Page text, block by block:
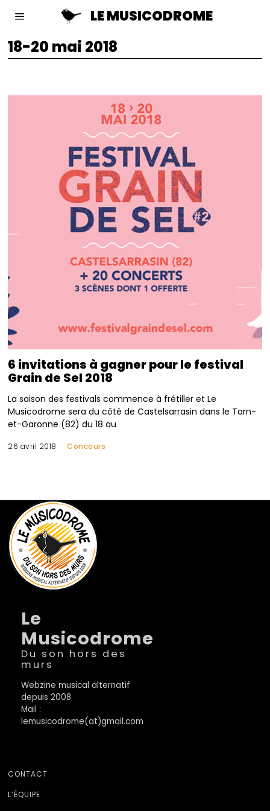
LE MUSICODROME
18-20 mai 2018
6 invitations à gagner pour le festival
Grain de Sel 2018
La saison des festivals commence à frétiller et Le
Musicodrome sera du côté de Castelsarrasin dans le Tarn-
et-Garonne (82) du 18 au
26 avril 2018 Concours
Le
Musicodrome
Du son hors des
murs
Webzine musical alternatif
depuis 2008
Mail :
lemusicodrome(at)gmail.com
CONTACT
L’ÉQUIPE